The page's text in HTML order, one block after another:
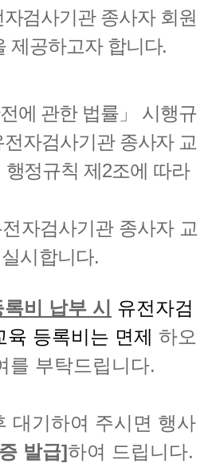
검사기관 종사자 회원
제공하고자 합니다.
에 관한 법률 」 시행규
전자검사기관 종사자 교
행정규칙 제2조에 따라
자검사기관 종사자 교
시합니다.
비 납부 시 유전자검
육 등록비는 면제 하오
를 부탁드립니다.
대기하여 주시면 행사
발급]하여 드립니다.